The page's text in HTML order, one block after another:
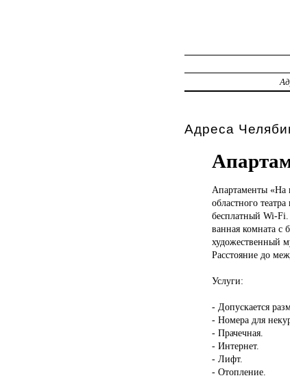
Адреса
Апартаменты «На
областного
бесплатный Wi-Fi.
ванная комната с
художественный
Расстояние до
Услуги:
- Допускается
- Номера для
- Прачечная.
- Интернет.
- Лифт.
- Отопление.